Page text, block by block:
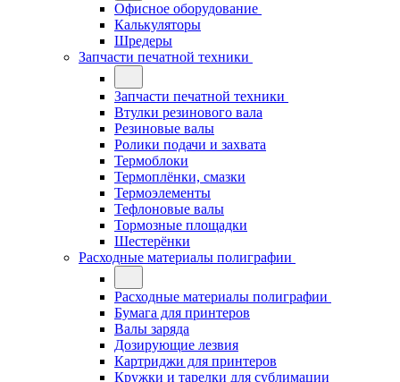
Офисное оборудование
Калькуляторы
Шредеры
Запчасти печатной техники
Запчасти печатной техники
Втулки резинового вала
Резиновые валы
Ролики подачи и захвата
Термоблоки
Термоплёнки, смазки
Термоэлементы
Тефлоновые валы
Тормозные площадки
Шестерёнки
Расходные материалы полиграфии
Расходные материалы полиграфии
Бумага для принтеров
Валы заряда
Дозирующие лезвия
Картриджи для принтеров
Кружки и тарелки для сублимации